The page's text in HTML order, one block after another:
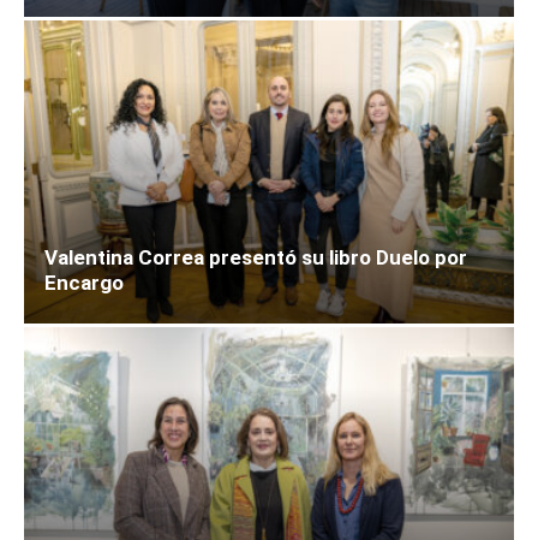
Valentina Correa presentó su libro Duelo por
Encargo